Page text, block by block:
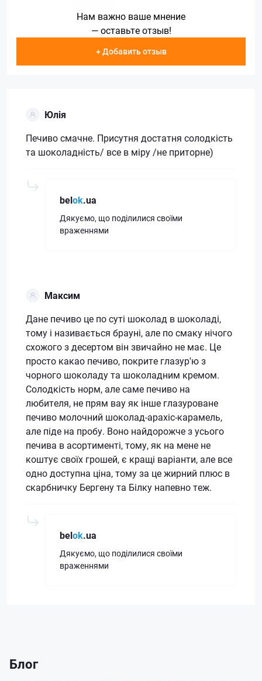
Нам важно ваше мнение
— оставьте отзыв!
+ Добавить отзыв
Юлія
Печиво смачне. Присутня достатня солодкість
та шоколадність/ все в міру /не приторне)
belok.ua
Дякуємо, що поділилися своїми
враженнями
Максим
Дане печиво це по суті шоколад в шоколаді,
тому і називається брауні, але по смаку нічого
схожого з десертом він звичайно не має. Це
просто какао печиво, покрите глазур'ю з
чорного шоколаду та шоколадним кремом.
Солодкість норм, але саме печиво на
любителя, не прям вау як інше глазуроване
печиво молочний шоколад-арахіс-карамель,
але піде на пробу. Воно найдорожче з усього
печива в асортименті, тому, як на мене не
коштує своїх грошей, є кращі варіанти, але все
одно доступна ціна, тому за це жирний плюс в
скарбничку Бергену та Білку напевно теж.
belok.ua
Дякуємо, що поділилися своїми
враженнями
Блог